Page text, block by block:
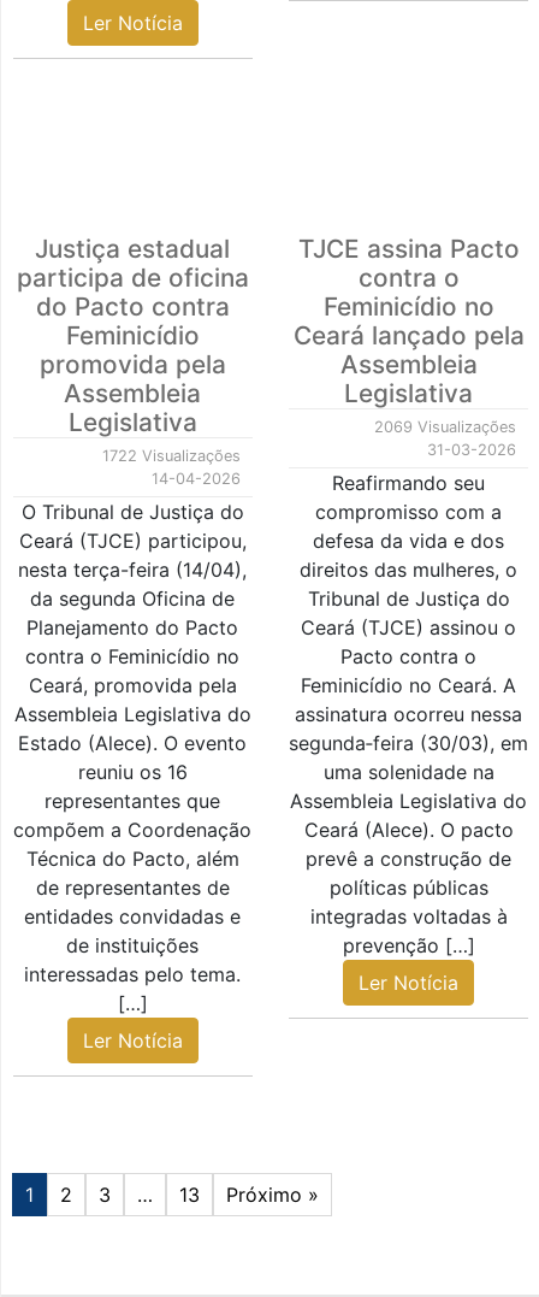
Ler Notícia
Justiça estadual
participa de oficina
do Pacto contra
Feminicídio
promovida pela
Assembleia
Legislativa
1722 Visualizações
14-04-2026
O Tribunal de Justiça do
Ceará (TJCE) participou,
nesta terça-feira (14/04),
da segunda Oficina de
Planejamento do Pacto
contra o Feminicídio no
Ceará, promovida pela
Assembleia Legislativa do
Estado (Alece). O evento
reuniu os 16
representantes que
compõem a Coordenação
Técnica do Pacto, além
de representantes de
entidades convidadas e
de instituições
interessadas pelo tema.
[…]
Ler Notícia
TJCE assina Pacto
contra o
Feminicídio no
Ceará lançado pela
Assembleia
Legislativa
2069 Visualizações
31-03-2026
Reafirmando seu
compromisso com a
defesa da vida e dos
direitos das mulheres, o
Tribunal de Justiça do
Ceará (TJCE) assinou o
Pacto contra o
Feminicídio no Ceará. A
assinatura ocorreu nessa
segunda‑feira (30/03), em
uma solenidade na
Assembleia Legislativa do
Ceará (Alece). O pacto
prevê a construção de
políticas públicas
integradas voltadas à
prevenção […]
Ler Notícia
1 2 3 … 13 Próximo »